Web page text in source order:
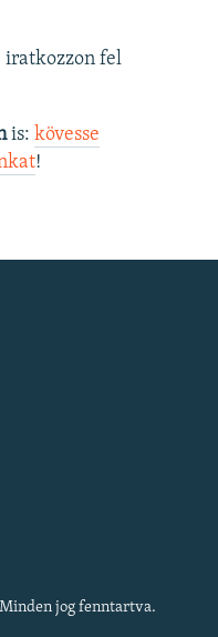
iratkozzon fel
is: kövesse
! ​
jog fenntartva.